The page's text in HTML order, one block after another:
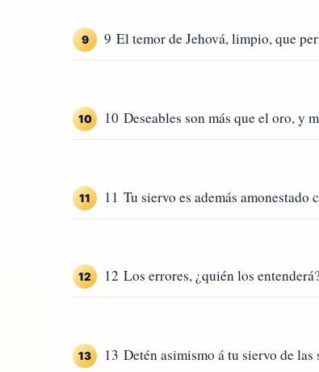
9 9 El temor de Jehová, limpio, que
10 10 Deseables son más que el oro, y
11 11 Tu siervo es además
12 12 Los errores, ¿quién los
13 13 Detén asimismo á tu siervo de